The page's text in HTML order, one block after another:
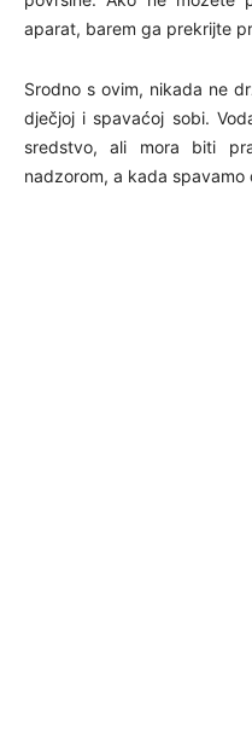
aparat, barem ga prekrijte
Srodno s ovim, nikada ne
dječjoj i spavaćoj sobi.
sredstvo, ali mora biti
nadzorom, a kada spavamo